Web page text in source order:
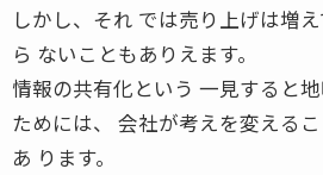
しかし、それ では売り上げは増
ら ないこともありえます。
情報の共有化という 一見すると
ためには、 会社が考えを変える
あ ります。